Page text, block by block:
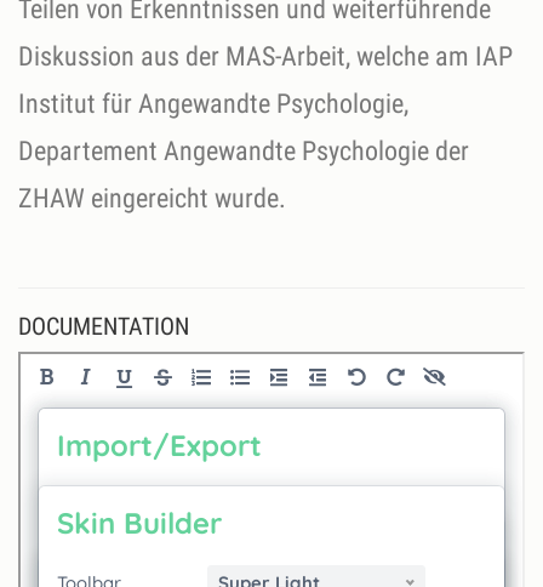
Teilen von Erkenntnissen und weiterführende
Diskussion aus der MAS-Arbeit, welche am IAP
Institut für Angewandte Psychologie,
Departement Angewandte Psychologie der
ZHAW eingereicht wurde.
DOCUMENTATION